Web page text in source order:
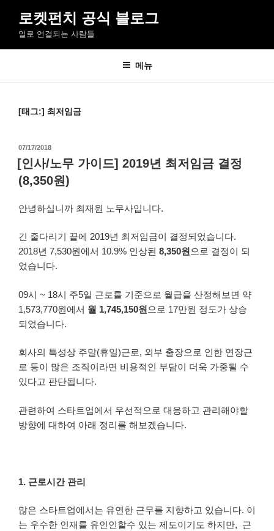
로
로켓펀치 공식 블로그
일로 연결되는 사람들
메뉴
[태그:] 최저임금
작
성
일
자
07/17/2018
[인사/노무 가이드] 2019년 최저임금 결정
(8,350원)
안녕하십니까 최재원 노무사입니다.
긴 줄다리기 끝에 2019년 최저임금이 결정되었습니다.
2018년 7,530원에서 10.9% 인상된 8,350원 으로 결정이 되
었습니다.
09시 ~ 18시 주5일 근로를 기준으로 월급을 산정해보면 약
1,573,770원에서 월 1,745,150원 으로 17만원 정도가 상승
되었습니다.
회사의 특성상 주말(휴일)근로, 외부 출장으로 인한 연장근
로 등이 많은 조직이라면 비용적인 부담이 더욱 가중될 수
있다고 판단됩니다.
관련하여 스타트업에서 우선적으로 대응하고 관리해야할
방향에 대하여 아래 정리를 해보겠습니다.
1. 근로시간 관리
많은 스타트업에서는 유연한 근무를 지향하고 있습니다. 이
는 우수한 인재를 유인인할수 있는 제도이기도 하지만, 근